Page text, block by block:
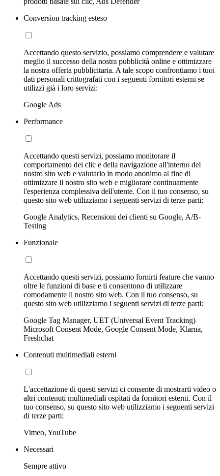
Conversion tracking esteso
Accettando questo servizio, possiamo comprendere e valutare
meglio il successo della nostra pubblicità online e ottimizzare
la nostra offerta pubblicitaria. A tale scopo confrontiamo i tuoi
dati personali crittografati con i seguenti fornitori esterni se
utilizzi già i loro servizi:
Google Ads
Performance
Accettando questi servizi, possiamo monitorare il
comportamento dei clic e della navigazione all'interno del
nostro sito web e valutarlo in modo anonimo al fine di
ottimizzare il nostro sito web e migliorare continuamente
l'esperienza complessiva dell'utente. Con il tuo consenso, su
questo sito web utilizziamo i seguenti servizi di terze parti:
Google Analytics, Recensioni dei clienti su Google, A/B-
Testing
Funzionale
Accettando questi servizi, possiamo fornirti feature che vanno
oltre le funzioni di base e ti consentono di utilizzare
comodamente il nostro sito web. Con il tuo consenso, su
questo sito web utilizziamo i seguenti servizi di terze parti:
Google Tag Manager, UET (Universal Event Tracking)
Microsoft Consent Mode, Google Consent Mode, Klarna,
Freshchat
Contenuti multimediali esterni
L'accettazione di questi servizi ci consente di mostrarti video o
altri contenuti multimediali ospitati da fornitori esterni. Con il
tuo consenso, su questo sito web utilizziamo i seguenti servizi
di terze parti:
Vimeo, YouTube
Necessari
Sempre attivo